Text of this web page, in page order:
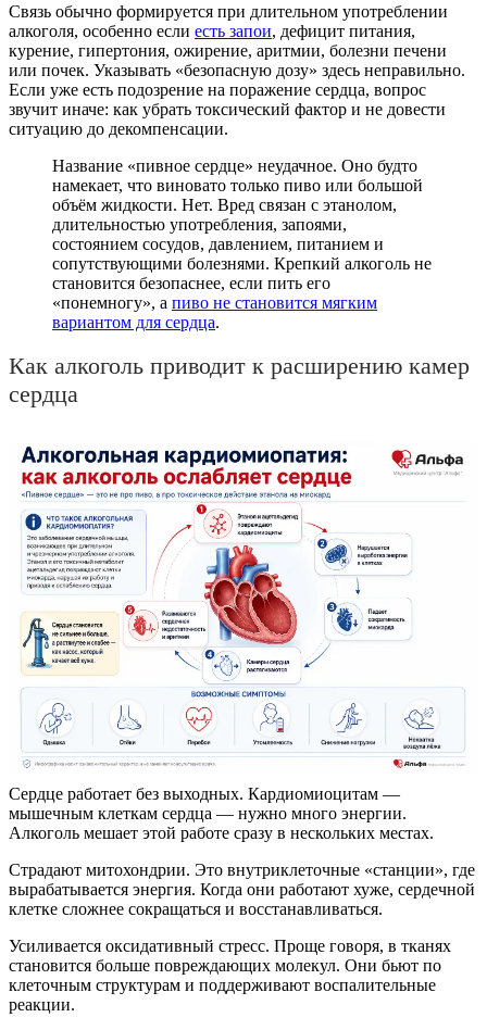
Связь обычно формируется при длительном употреблении
алкоголя, особенно если есть запои, дефицит питания,
курение, гипертония, ожирение, аритмии, болезни печени
или почек. Указывать «безопасную дозу» здесь неправильно.
Если уже есть подозрение на поражение сердца, вопрос
звучит иначе: как убрать токсический фактор и не довести
ситуацию до декомпенсации.
Название «пивное сердце» неудачное. Оно будто
намекает, что виновато только пиво или большой
объём жидкости. Нет. Вред связан с этанолом,
длительностью употребления, запоями,
состоянием сосудов, давлением, питанием и
сопутствующими болезнями. Крепкий алкоголь не
становится безопаснее, если пить его
«понемногу», а пиво не становится мягким
вариантом для сердца.
Как алкоголь приводит к расширению камер
сердца
Сердце работает без выходных. Кардиомиоцитам —
мышечным клеткам сердца — нужно много энергии.
Алкоголь мешает этой работе сразу в нескольких местах.
Страдают митохондрии. Это внутриклеточные «станции», где
вырабатывается энергия. Когда они работают хуже, сердечной
клетке сложнее сокращаться и восстанавливаться.
Усиливается оксидативный стресс. Проще говоря, в тканях
становится больше повреждающих молекул. Они бьют по
клеточным структурам и поддерживают воспалительные
реакции.